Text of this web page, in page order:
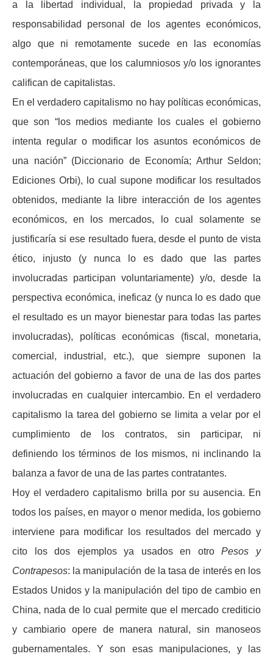
a la libertad individual, la propiedad privada y la
responsabilidad personal de los agentes económicos,
algo que ni remotamente sucede en las economías
contemporáneas, que los calumniosos y/o los ignorantes
califican de capitalistas.
En el verdadero capitalismo no hay políticas económicas,
que son “los medios mediante los cuales el gobierno
intenta regular o modificar los asuntos económicos de
una nación” (Diccionario de Economía; Arthur Seldon;
Ediciones Orbi), lo cual supone modificar los resultados
obtenidos, mediante la libre interacción de los agentes
económicos, en los mercados, lo cual solamente se
justificaría si ese resultado fuera, desde el punto de vista
ético, injusto (y nunca lo es dado que las partes
involucradas participan voluntariamente) y/o, desde la
perspectiva económica, ineficaz (y nunca lo es dado que
el resultado es un mayor bienestar para todas las partes
involucradas), políticas económicas (fiscal, monetaria,
comercial, industrial, etc.), que siempre suponen la
actuación del gobierno a favor de una de las dos partes
involucradas en cualquier intercambio. En el verdadero
capitalismo la tarea del gobierno se limita a velar por el
cumplimiento de los contratos, sin participar, ni
definiendo los términos de los mismos, ni inclinando la
balanza a favor de una de las partes contratantes.
Hoy el verdadero capitalismo brilla por su ausencia. En
todos los países, en mayor o menor medida, los gobierno
interviene para modificar los resultados del mercado y
cito los dos ejemplos ya usados en otroPesos y
Contrapesos: la manipulación de la tasa de interés en los
Estados Unidos y la manipulación del tipo de cambio en
China, nada de lo cual permite que el mercado crediticio
y cambiario opere de manera natural, sin manoseos
gubernamentales. Y son esas manipulaciones, y las